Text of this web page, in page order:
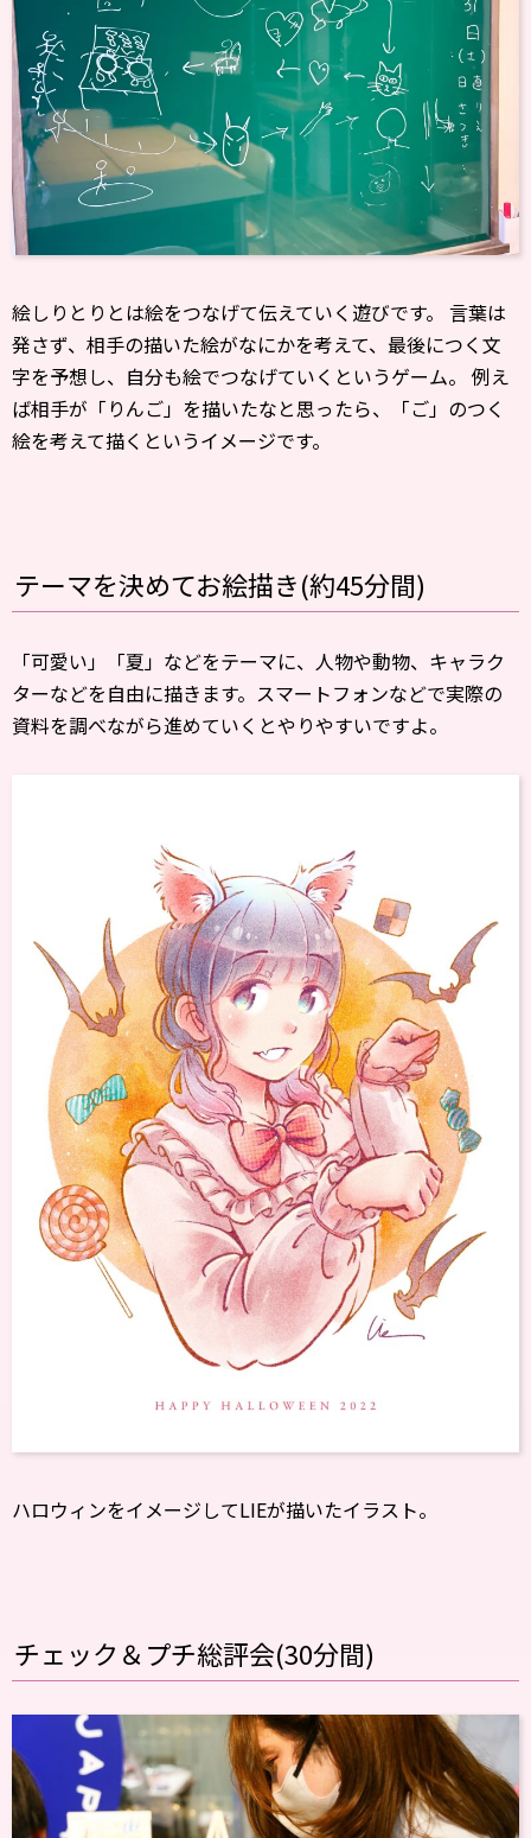
絵しりとりとは絵をつなげて伝えていく遊びです。 言葉は
発さず、相手の描いた絵がなにかを考えて、最後につく文
字を予想し、自分も絵でつなげていくというゲーム。 例え
ば相手が「りんご」を描いたなと思ったら、「ご」のつく
絵を考えて描くというイメージです。
テーマを決めてお絵描き(約45分間)
「可愛い」「夏」などをテーマに、人物や動物、キャラク
ターなどを自由に描きます。スマートフォンなどで実際の
資料を調べながら進めていくとやりやすいですよ。
ハロウィンをイメージしてLIEが描いたイラスト。
チェック＆プチ総評会(30分間)